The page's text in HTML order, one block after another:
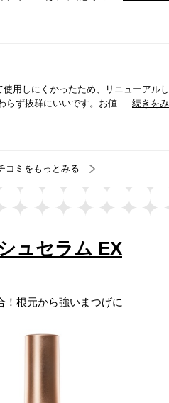
用しにくかったため、リニューアル
らず抜群にいいです。お値 … 続きを
コミをもっとみる
ュセラム EX
！根元から強いまつげに